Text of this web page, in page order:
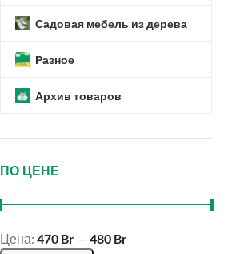
Садовая мебель из дерева
Разное
Архив товаров
ПО ЦЕНЕ
Цена: 470 Br — 480 Br